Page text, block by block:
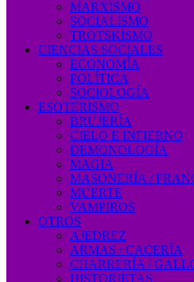
MARXISMO
SOCIALISMO
TROTSKISMO
CIENCIAS SOCIALES
ECONOMÍA
POLÍTICA
SOCIOLOGÍA
ESOTERISMO
BRUJERÍA
CIELO E INFIERNO
DEMONOLOGÍA
MAGIA
MASONERÍA /
MUERTE
VAMPIROS
OTROS
AJEDREZ
ARMAS / CACERÍA
CHARRERÍA /
HISTORIETAS